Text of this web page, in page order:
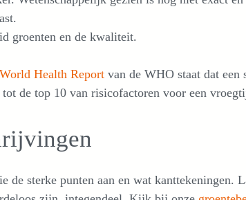
groenten en de kwaliteit.
World Health Report van de WHO staat dat een
tot de top 10 van risicofactoren voor een
de sterke punten aan en wat kanttekeningen.